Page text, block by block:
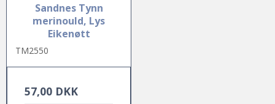
Sandnes Tynn
merinould, Lys
Eikenøtt
TM2550
57,00 DKK